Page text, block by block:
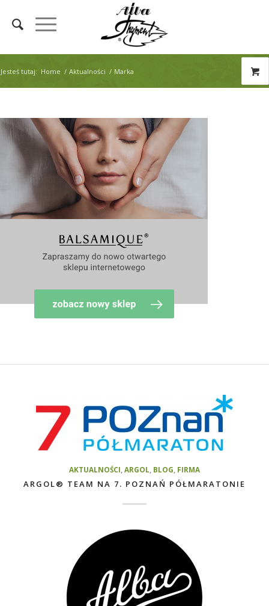
Jesteś tutaj: Home / Aktualności / Marka
AKTUALNOŚCI ARGOL BLOG FIRMA
ARGOL® TEAM NA 7. POZNAŃ PÓŁMARATONIE